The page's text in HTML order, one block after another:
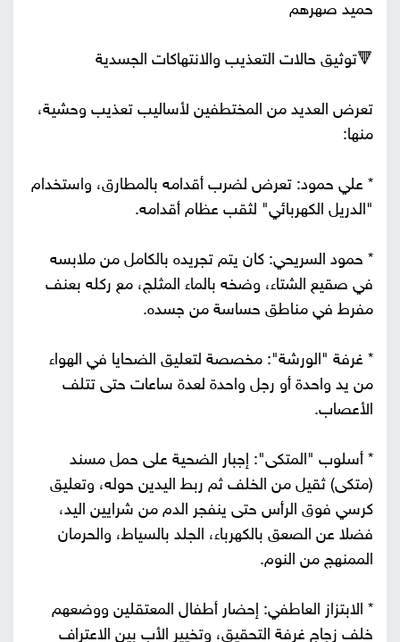
حميد صهرهم
🔻توثيق حالات التعذيب والانتهاكات الجسدية
تعرض العديد من المختطفين لأساليب تعذيب وحشية،
منها:
* علي حمود: تعرض لضرب أقدامه بالمطارق، واستخدام
"الدريل الكهربائي" لثقب عظام أقدامه.
* حمود السريحي: كان يتم تجريده بالكامل من ملابسه
في صقيع الشتاء، وضخه بالماء المثلج، مع ركله بعنف
مفرط في مناطق حساسة من جسده.
* غرفة "الورشة": مخصصة لتعليق الضحايا في الهواء
من يد واحدة أو رجل واحدة لعدة ساعات حتى تتلف
الأعصاب.
* أسلوب "المتكى": إجبار الضحية على حمل مسند
(متكى) ثقيل من الخلف ثم ربط اليدين حوله، وتعليق
كرسي فوق الرأس حتى ينفجر الدم من شرايين اليد،
فضلا عن الصعق بالكهرباء، الجلد بالسياط، والحرمان
الممنهج من النوم.
* الابتزاز العاطفي: إحضار أطفال المعتقلين ووضعهم
خلف زجاج غرفة التحقيق، وتخيير الأب بين الاعتراف